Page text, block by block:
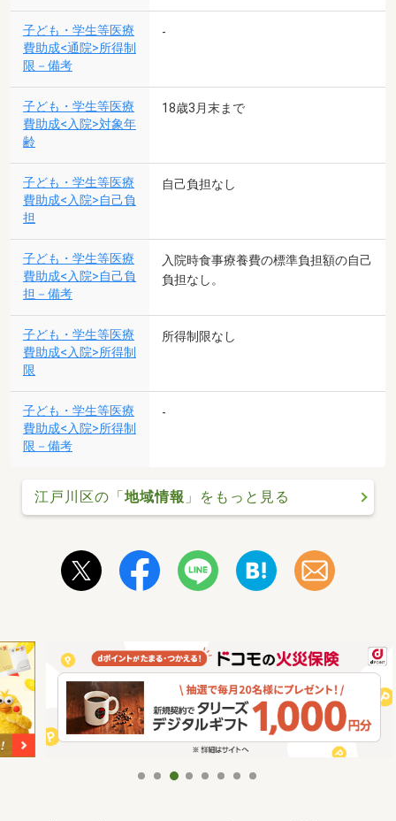
子ども・学生等医療
費助成<通院>所得制
限－備考
-
子ども・学生等医療
費助成<入院>対象年
齢
18歳3月末まで
子ども・学生等医療
費助成<入院>自己負
担
自己負担なし
子ども・学生等医療
費助成<入院>自己負
担－備考
入院時食事療養費の標準負担額の自己
負担なし。
子ども・学生等医療
費助成<入院>所得制
限
所得制限なし
子ども・学生等医療
費助成<入院>所得制
限－備考
-
江戸川区の「地域情報 」をもっと見る